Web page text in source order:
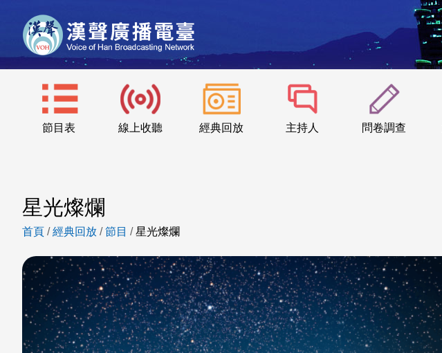
節目表 線上收聽 經典回放 主持人 問卷調查
星光燦爛
首頁 /經典回放 /節目 /星光燦爛